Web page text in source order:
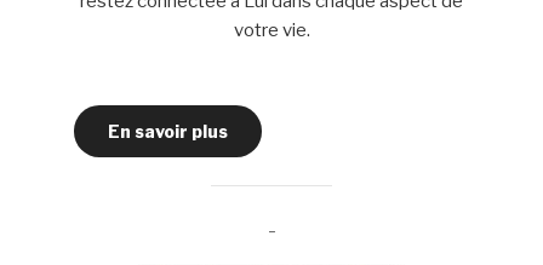
votre vie.
En savoir plus
-